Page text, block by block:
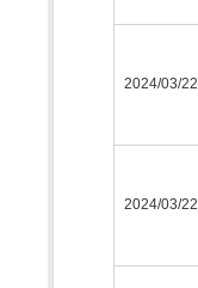
2024/03/22
2024/03/22